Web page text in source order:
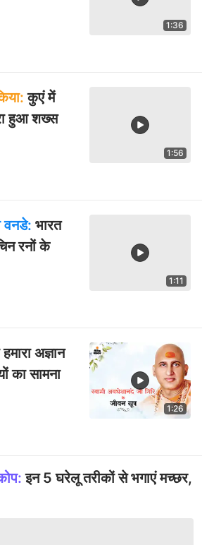
1:36
कुएं में
हुआ शख्स
1:56
वनडे: भारत
रनों के
1:11
हमारा अज्ञान
का सामना
1:26
इन 5 घरेलू तरीकों से भगाएं मच्छर,